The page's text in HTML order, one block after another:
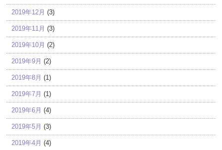
2019年12月 (3)
2019年11月 (3)
2019年10月 (2)
2019年9月 (2)
2019年8月 (1)
2019年7月 (1)
2019年6月 (4)
2019年5月 (3)
2019年4月 (4)